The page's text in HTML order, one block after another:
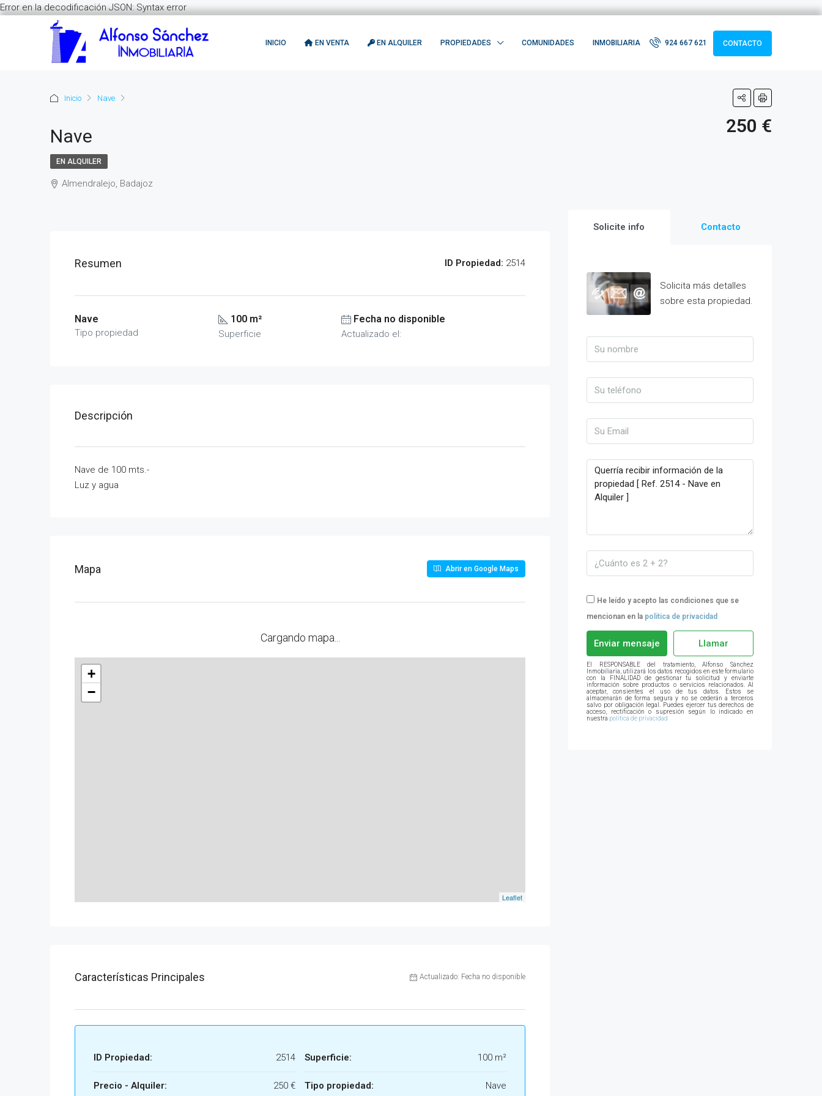
Error en la decodificación JSON: Syntax error
INICIO EN VENTA EN ALQUILER PROPIEDADES COMUNIDADES INMOBILIARIA 924 667 621 CONTACTO
Inicio Nave
Nave 250 €
EN ALQUILER
Almendralejo, Badajoz
Resumen ID Propiedad: 2514
Nave
Tipo propiedad
100 m²
Superficie
Fecha no disponible
Actualizado el:
Descripción
Nave de 100 mts.-
Luz y agua
Mapa Abrir en Google Maps
Cargando mapa...
+
−
Leaflet
Características Principales Actualizado: Fecha no disponible
ID Propiedad: 2514
Precio - Alquiler: 250 €
Superficie: 100 m²
Tipo propiedad: Nave
Solicite info Contacto
Solicita más detalles
sobre esta propiedad.
He leído y acepto las condiciones que se
mencionan en la política de privacidad
Enviar mensaje Llamar
El RESPONSABLE del tratamiento, Alfonso Sánchez
Inmobiliaria, utilizará los datos recogidos en este formulario
con la FINALIDAD de gestionar tu solicitud y enviarte
información sobre productos o servicios relacionados. Al
aceptar, consientes el uso de tus datos. Estos se
almacenarán de forma segura y no se cederán a terceros
salvo por obligación legal. Puedes ejercer tus derechos de
acceso, rectificación o supresión según lo indicado en
nuestra política de privacidad